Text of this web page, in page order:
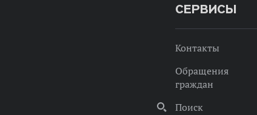
СЕРВИСЫ
Контакты
Обращения
граждан
Поиск